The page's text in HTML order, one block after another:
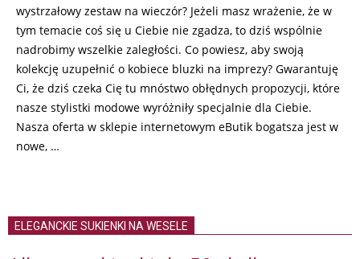
wystrzałowy zestaw na wieczór? Jeżeli masz wrażenie, że w
tym temacie coś się u Ciebie nie zgadza, to dziś wspólnie
nadrobimy wszelkie zaległości. Co powiesz, aby swoją
kolekcję uzupełnić o kobiece bluzki na imprezy? Gwarantuję
Ci, że dziś czeka Cię tu mnóstwo obłędnych propozycji, które
nasze stylistki modowe wyróżniły specjalnie dla Ciebie.
Nasza oferta w sklepie internetowym eButik bogatsza jest w
nowe, …
ELEGANCKIE SUKIENKI NA WESELE